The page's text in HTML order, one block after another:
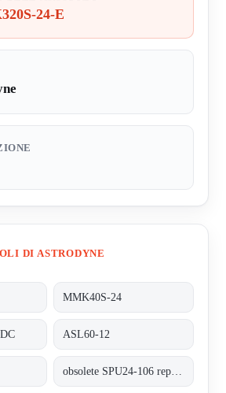
24-E
DI ASTRODYNE
MMK40S-24
ASL60-12